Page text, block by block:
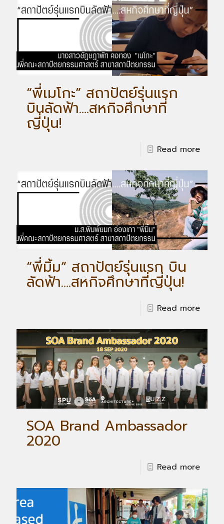
“พี่เมโกะ” สถาปัตย์รุ่นแรก
บินลัดฟ้า….สหกิจศึกษาที่
ญี่ปุ่น!
Read more
“พี่มิ้ม” สถาปัตย์รุ่นแรก บิน
ลัดฟ้า….สหกิจศึกษาที่ญี่ปุ่น!
Read more
SOA Brand Ambassador
2020
Read more